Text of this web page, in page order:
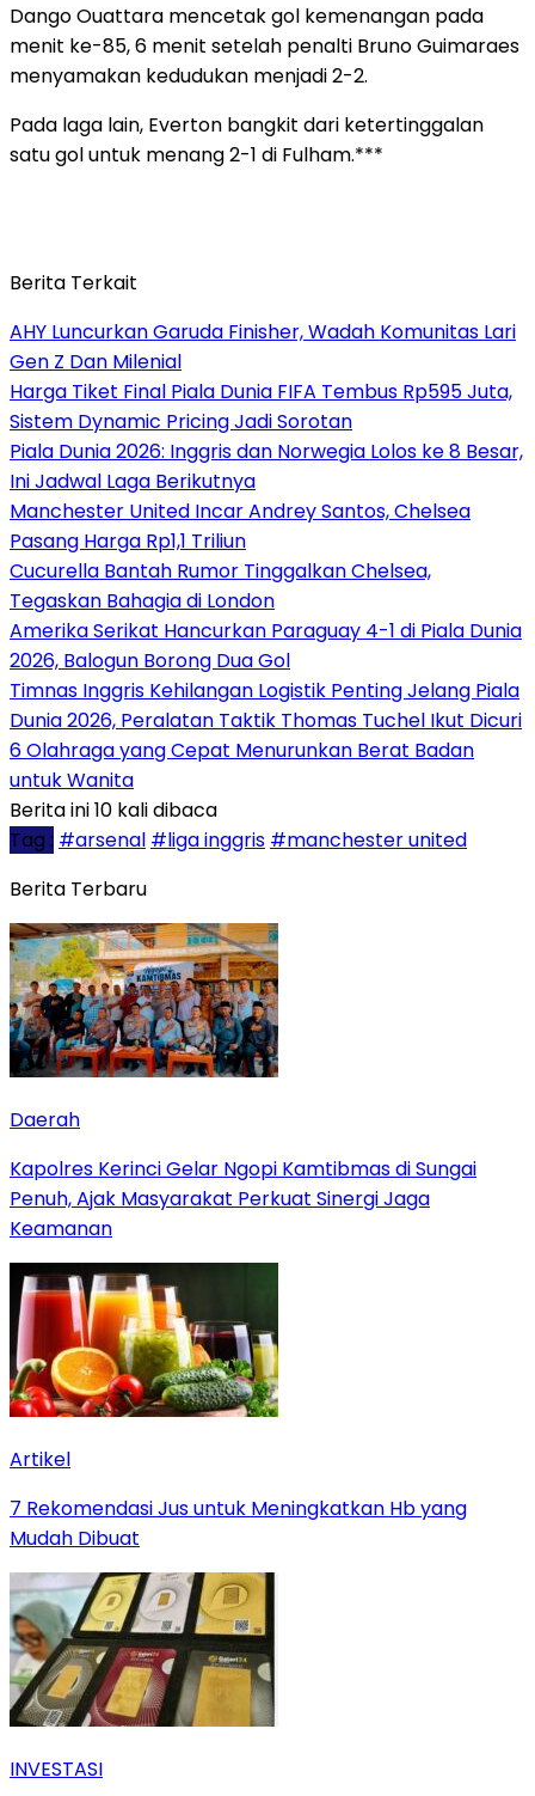
Dango Ouattara mencetak gol kemenangan pada
menit ke-85, 6 menit setelah penalti Bruno Guimaraes
menyamakan kedudukan menjadi 2-2.
Pada laga lain, Everton bangkit dari ketertinggalan
satu gol untuk menang 2-1 di Fulham.***
Berita Terkait
AHY Luncurkan Garuda Finisher, Wadah Komunitas Lari
Gen Z Dan Milenial
Harga Tiket Final Piala Dunia FIFA Tembus Rp595 Juta,
Sistem Dynamic Pricing Jadi Sorotan
Piala Dunia 2026: Inggris dan Norwegia Lolos ke 8 Besar,
Ini Jadwal Laga Berikutnya
Manchester United Incar Andrey Santos, Chelsea
Pasang Harga Rp1,1 Triliun
Cucurella Bantah Rumor Tinggalkan Chelsea,
Tegaskan Bahagia di London
Amerika Serikat Hancurkan Paraguay 4-1 di Piala Dunia
2026, Balogun Borong Dua Gol
Timnas Inggris Kehilangan Logistik Penting Jelang Piala
Dunia 2026, Peralatan Taktik Thomas Tuchel Ikut Dicuri
6 Olahraga yang Cepat Menurunkan Berat Badan
untuk Wanita
Berita ini 10 kali dibaca
Tag : #arsenal #liga inggris #manchester united
Berita Terbaru
Daerah
Kapolres Kerinci Gelar Ngopi Kamtibmas di Sungai
Penuh, Ajak Masyarakat Perkuat Sinergi Jaga
Keamanan
Artikel
7 Rekomendasi Jus untuk Meningkatkan Hb yang
Mudah Dibuat
INVESTASI